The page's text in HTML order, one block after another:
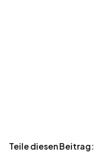
Teile diesen Beitrag: